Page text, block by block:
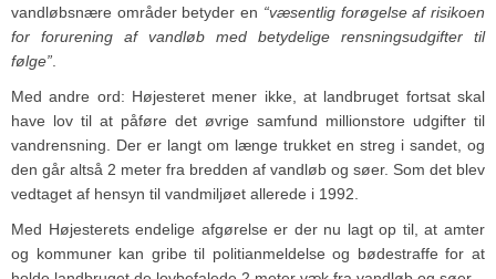
vandløbsnære områder betyder en “væsentlig forøgelse af risikoen
for forurening af vandløb med betydelige rensningsudgifter til
følge”
Med andre ord: Højesteret mener ikke, at landbruget fortsat skal
have lov til at påføre det øvrige samfund millionstore udgifter til
vandrensning. Der er langt om længe trukket en streg i sandet, og
den går altså 2 meter fra bredden af vandløb og søer. Som det blev
vedtaget af hensyn til vandmiljøet allerede i 1992.
Med Højesterets endelige afgørelse er der nu lagt op til, at amter
og kommuner kan gribe til politianmeldelse og bødestraffe for at